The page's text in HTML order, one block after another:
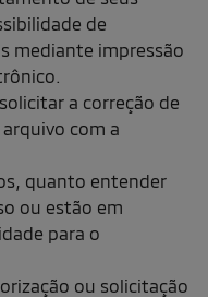
de
mediante impressão
a correção de
com a
quanto entender
ou estão em
para o
ou solicitação